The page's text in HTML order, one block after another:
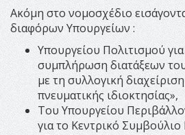
Ακόμη στο νομοσχέδιο
διαφόρων Υπουργείων :
Υπουργείου Πολιτισμού
συμπλήρωση διατάξεων
με τη συλλογική
πνευματικής ιδιοκτησίας»,
Του Υπουργείου
για το Κεντρικό